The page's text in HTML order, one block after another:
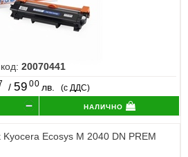
код: 20070441
/ 59 00 лв. (с ДДС)
налично
Ecosys M 2040 DN PREM